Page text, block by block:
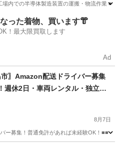
内での半導体製造装置の運搬・物流作業 ■
なった着物、買います👘
！最大限買取します
Ad
市〗Amazon配送ドライバー募集
休2日・車両レンタル・独立支
8月7日
バー募集！普通免許があれば未経験OK！■■